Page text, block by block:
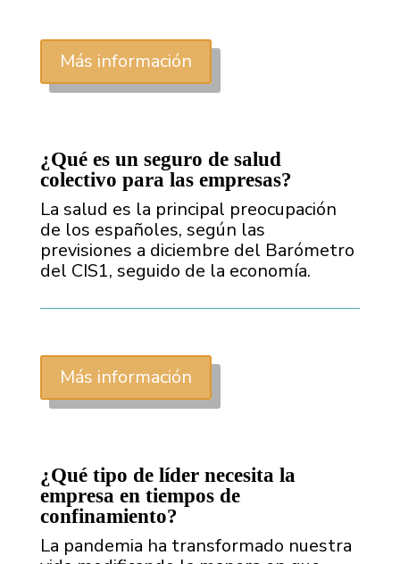
Más información
¿Qué es un seguro de salud
colectivo para las empresas?
La salud es la principal preocupación
de los españoles, según las
previsiones a diciembre del Barómetro
del CIS1, seguido de la economía.
Más información
¿Qué tipo de líder necesita la
empresa en tiempos de
confinamiento?
La pandemia ha transformado nuestra